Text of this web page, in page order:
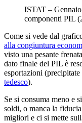
ISTAT –
componenti PIL
Come si vede dal
alla congiuntura
visto una pesante
dato finale del PIL è
esportazioni
tedesco).
Se si consuma meno e
soldi, o manca la
migliori e ci si mette